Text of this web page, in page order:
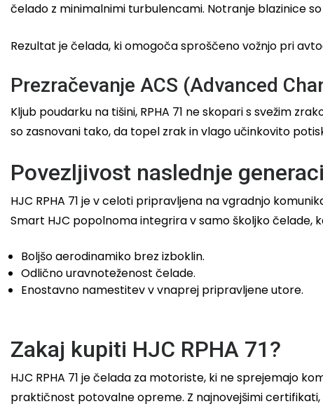
čelado z minimalnimi turbulencami. Notranje blazinice
Rezultat je čelada, ki omogoča sproščeno vožnjo pri
Prezračevanje ACS (Advanced
Kljub poudarku na tišini, RPHA 71 ne skopari s svežim
so zasnovani tako, da topel zrak in vlago učinkovito
Povezljivost naslednje
HJC RPHA 71 je v celoti pripravljena na vgradnjo
Smart HJC popolnoma integrira v samo školjko čelade,
Boljšo aerodinamiko brez izboklin.
Odlično uravnoteženost čelade.
Enostavno namestitev v vnaprej pripravljene utore.
Zakaj kupiti HJC RPHA 71?
HJC RPHA 71 je čelada za motoriste, ki ne sprejemajo
praktičnost potovalne opreme. Z najnovejšimi certifikati,